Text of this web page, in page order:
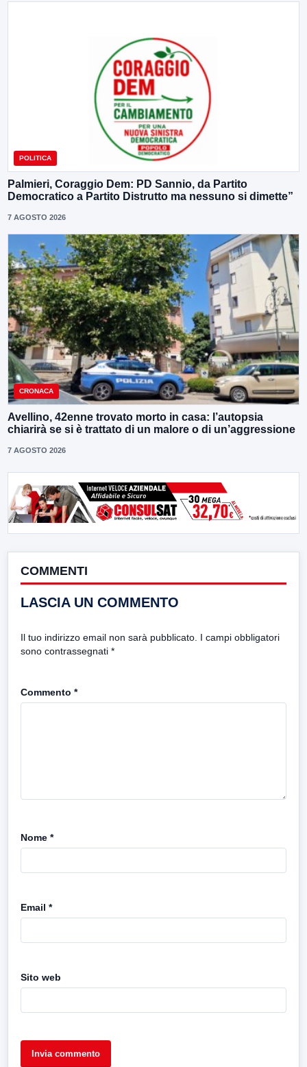
POLITICA
Palmieri, Coraggio Dem: PD Sannio, da Partito
Democratico a Partito Distrutto ma nessuno si dimette”
7 AGOSTO 2026
CRONACA
Avellino, 42enne trovato morto in casa: l’autopsia
chiarirà se si è trattato di un malore o di un’aggressione
7 AGOSTO 2026
COMMENTI
LASCIA UN COMMENTO
Il tuo indirizzo email non sarà pubblicato. I campi obbligatori
sono contrassegnati *
Commento *
Nome *
Email *
Sito web